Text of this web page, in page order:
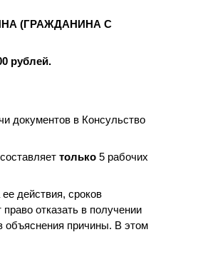
(ГРАЖДАНИНА С
рублей.
документов в Консульство
только 5 рабочих
действия, сроков
отказать в получении
объяснения причины. В этом